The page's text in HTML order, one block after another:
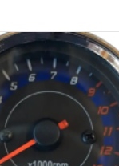
AL CARRELLO